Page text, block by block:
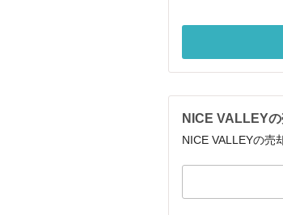
NICE VALLEY
NICE VALLEYの売